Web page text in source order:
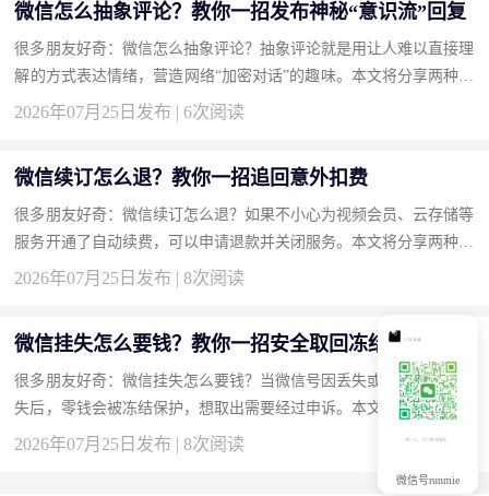
微信怎么抽象评论？教你一招发布神秘“意识流”回复
很多朋友好奇：微信怎么抽象评论？抽象评论就是用让人难以直接理
解的方式表达情绪，营造网络“加密对话”的趣味。本文将分享两种方
法，帮你成为评论区的气氛组大神。 方法一：使用火星文和倒装
2026年07月25日发布 | 6次阅读
微信续订怎么退？教你一招追回意外扣费
很多朋友好奇：微信续订怎么退？如果不小心为视频会员、云存储等
服务开通了自动续费，可以申请退款并关闭服务。本文将分享两种方
法，帮你追回多扣的钱。 方法一：在微信支付扣费记录中投诉并
2026年07月25日发布 | 8次阅读
微信挂失怎么要钱？教你一招安全取回冻结零钱
很多朋友好奇：微信挂失怎么要钱？当微信号因丢失或安全原因被挂
失后，零钱会被冻结保护，想取出需要经过申诉。本文将分享两种方
法，帮你安全转移资金。 方法一：通过微信申诉解冻账号并提现
2026年07月25日发布 | 8次阅读
微信号runmie